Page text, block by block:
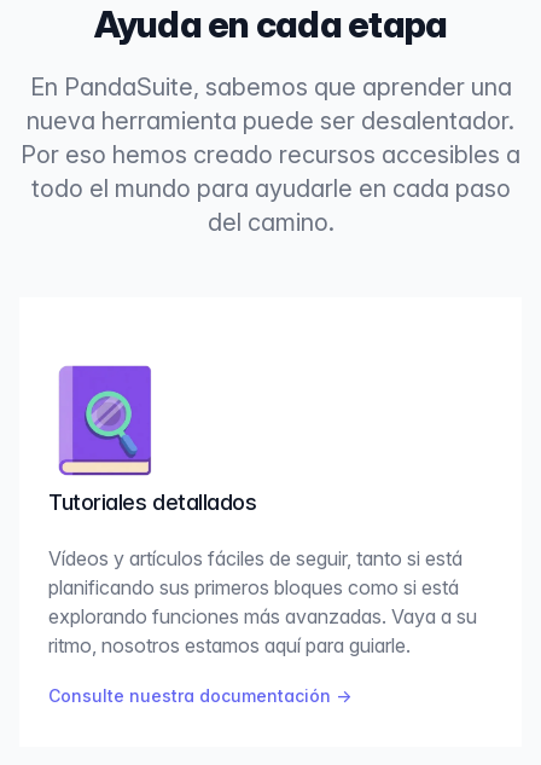
Ayuda en cada etapa
En PandaSuite, sabemos que aprender una
nueva herramienta puede ser desalentador.
Por eso hemos creado recursos accesibles a
todo el mundo para ayudarle en cada paso
del camino.
Tutoriales detallados
Vídeos y artículos fáciles de seguir, tanto si está
planificando sus primeros bloques como si está
explorando funciones más avanzadas. Vaya a su
ritmo, nosotros estamos aquí para guiarle.
Consulte nuestra documentación →